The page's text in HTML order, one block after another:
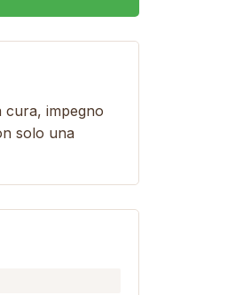
cura, impegno
solo una